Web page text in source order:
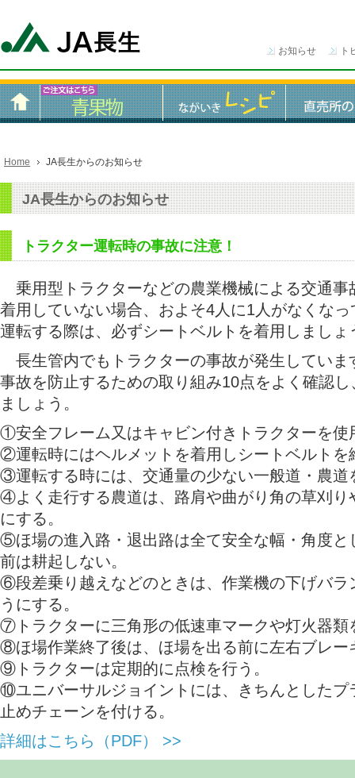
お知らせ ト
Home JA長生からのお知らせ
JA長生からのお知らせ
トラクター運転時の事故に注意！
乗用型トラクターなどの農業機械による交通事
着用していない場合、およそ4人に1人がなく
運転する際は、必ずシートベルトを着用しましょ
長生管内でもトラクターの事故が発生していま
事故を防止するための取り組み10点をよく確認
ましょう。
①安全フレーム又はキャビン付きトラクターを使
②運転時にはヘルメットを着用しシートベルトを
③運転する時には、交通量の少ない一般道・農道
④よく走行する農道は、路肩や曲がり角の草刈り
にする。
⑤ほ場の進入路・退出路は全て安全な幅・角度と
前は耕起しない。
⑥段差乗り越えなどのときは、作業機の下げバラ
うにする。
⑦トラクターに三角形の低速車マークや灯火器類
⑧ほ場作業終了後は、ほ場を出る前に左右ブレー
⑨トラクターは定期的に点検を行う。
⑩ユニバーサルジョイントには、きちんとしたプ
止めチェーンを付ける。
詳細はこちら（PDF） >>